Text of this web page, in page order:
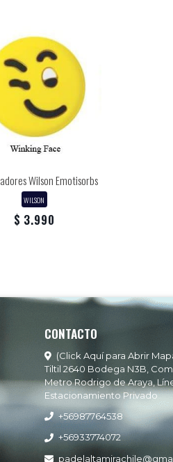
Wilson Emotisorbs
WILSON
$ 3.990
CONTACTO
(Click Aquí para Abrir
Tiltil 2640 Bodega N3B,
Metro Rodrigo de Araya,
Estacionamiento Privado
+56987764538
+56933774072